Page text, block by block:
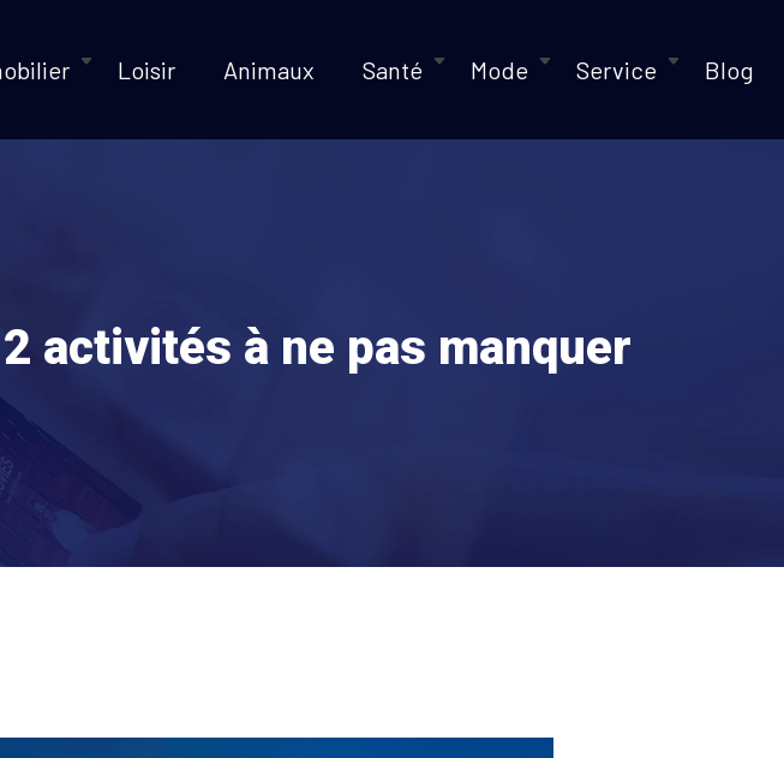
Loisir Animaux Santé Mode Service Blog
activités à ne pas manquer